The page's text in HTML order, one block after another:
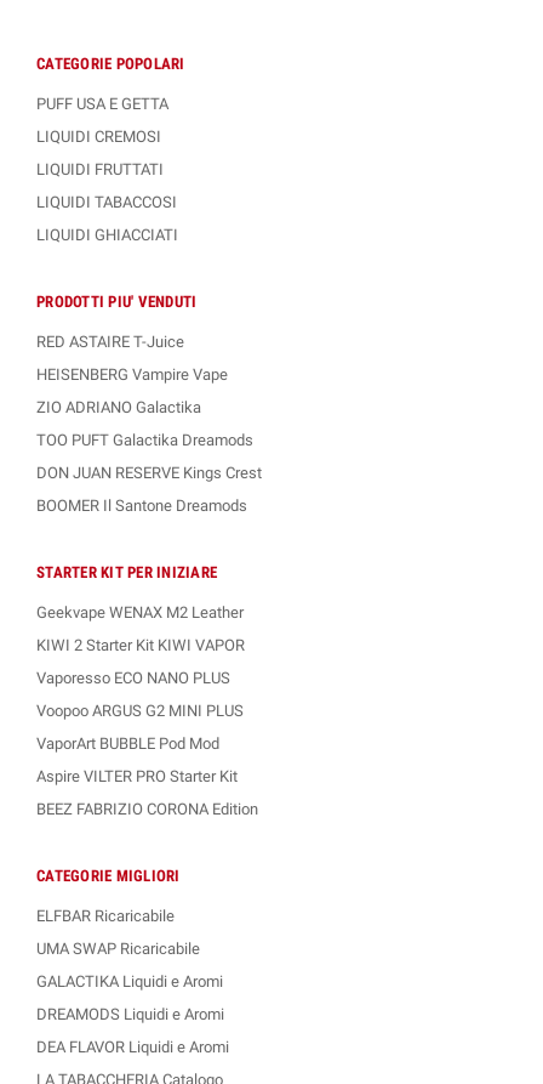
CATEGORIE POPOLARI
PUFF USA E GETTA
LIQUIDI CREMOSI
LIQUIDI FRUTTATI
LIQUIDI TABACCOSI
LIQUIDI GHIACCIATI
PRODOTTI PIU' VENDUTI
RED ASTAIRE T-Juice
HEISENBERG Vampire Vape
ZIO ADRIANO Galactika
TOO PUFT Galactika Dreamods
DON JUAN RESERVE Kings Crest
BOOMER Il Santone Dreamods
STARTER KIT PER INIZIARE
Geekvape WENAX M2 Leather
KIWI 2 Starter Kit KIWI VAPOR
Vaporesso ECO NANO PLUS
Voopoo ARGUS G2 MINI PLUS
VaporArt BUBBLE Pod Mod
Aspire VILTER PRO Starter Kit
BEEZ FABRIZIO CORONA Edition
CATEGORIE MIGLIORI
ELFBAR Ricaricabile
UMA SWAP Ricaricabile
GALACTIKA Liquidi e Aromi
DREAMODS Liquidi e Aromi
DEA FLAVOR Liquidi e Aromi
LA TABACCHERIA Catalogo